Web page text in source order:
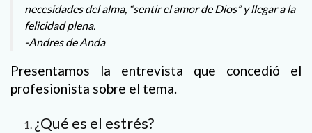
necesidades del alma, “sentir el amor de Dios” y llegar a la
felicidad plena.
-Andres de Anda
Presentamos la entrevista que concedió el
profesionista sobre el tema.
¿Qué es el estrés?